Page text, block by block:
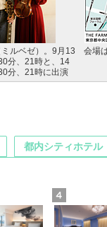
ルベゼ）。9月13
分、21時と、14
分、21時に出演
会場
都内シティホテル